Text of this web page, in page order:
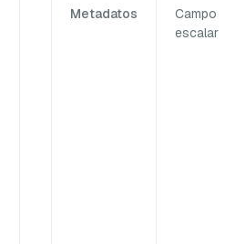
Metadatos
Campo
escalar